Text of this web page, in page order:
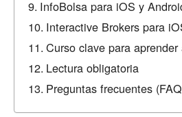
InfoBolsa para iOS y
Interactive Brokers para
Curso clave para
Lectura obligatoria
Preguntas frecuentes